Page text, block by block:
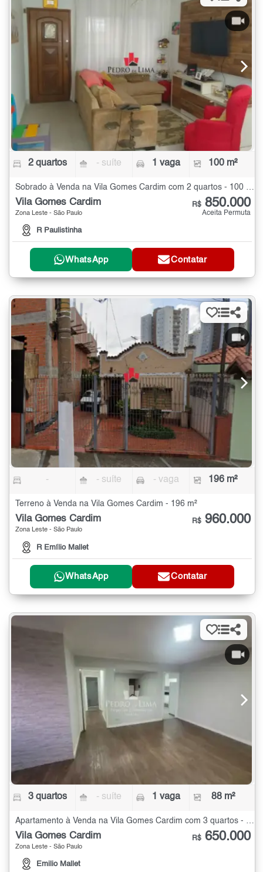
2 quartos - suíte 1 vaga 100 m²
Sobrado à Venda na Vila Gomes Cardim com 2 quartos - 100 m²
Vila Gomes Cardim
Zona Leste - São Paulo
R Paulistinha
R$ 850.000
Aceita Permuta
WhatsApp Contatar
- - suíte - vaga 196 m²
Terreno à Venda na Vila Gomes Cardim - 196 m²
Vila Gomes Cardim
Zona Leste - São Paulo
R Emílio Mallet
R$ 960.000
WhatsApp Contatar
3 quartos - suíte 1 vaga 88 m²
Vila Gomes Cardim
Zona Leste - São Paulo
Emilio Mallet
R$ 650.000